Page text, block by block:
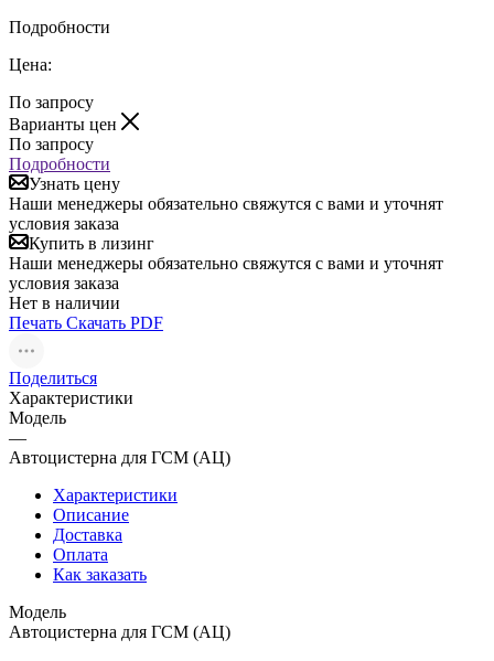
Подробности
Цена:
По запросу
Варианты цен
По запросу
Подробности
Узнать цену
Наши менеджеры обязательно свяжутся с вами и уточнят
условия заказа
Купить в лизинг
Наши менеджеры обязательно свяжутся с вами и уточнят
условия заказа
Нет в наличии
Печать Скачать PDF
Поделиться
Характеристики
Модель
—
Автоцистерна для ГСМ (АЦ)
Характеристики
Описание
Доставка
Оплата
Как заказать
Модель
Автоцистерна для ГСМ (АЦ)